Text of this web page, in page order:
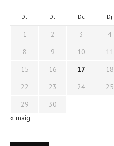
Dl Dt Dc Dj
1 2 3 4
8
9 10 11
15
16 17 18
22
23 24 25
29
30
« maig